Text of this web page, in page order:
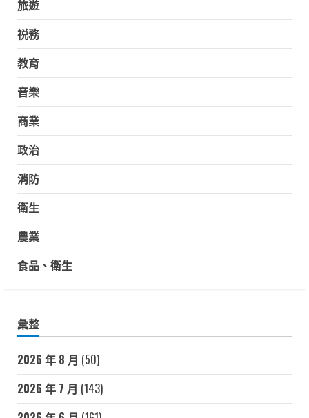
旅遊
祱務
教育
音樂
商業
政治
消防
衛生
農業
食品、衛生
彙整
2026 年 8 月 (50)
2026 年 7 月 (143)